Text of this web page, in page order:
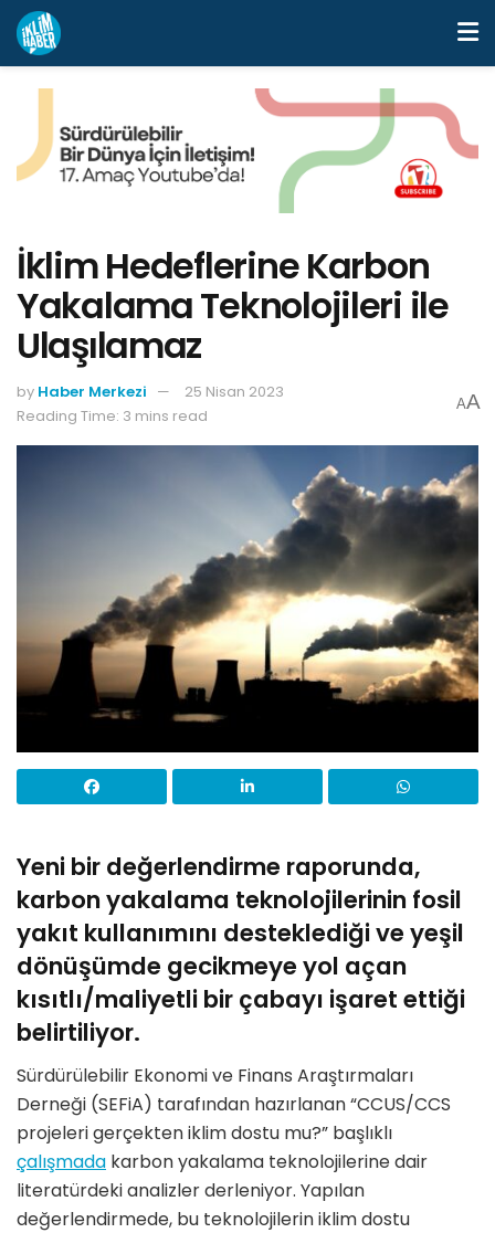
İklim Hedeflerine Karbon
Yakalama Teknolojileri ile
Ulaşılamaz
by Haber Merkezi
25 Nisan 2023
Reading Time: 3 mins read
AA
Yeni bir değerlendirme raporunda,
karbon yakalama teknolojilerinin fosil
yakıt kullanımını desteklediği ve yeşil
dönüşümde gecikmeye yol açan
kısıtlı/maliyetli bir çabayı işaret ettiği
belirtiliyor.
Sürdürülebilir Ekonomi ve Finans Araştırmaları
Derneği (SEFiA) tarafından hazırlanan “CCUS/CCS
projeleri gerçekten iklim dostu mu?” başlıklı
çalışmada karbon yakalama teknolojilerine dair
literatürdeki analizler derleniyor. Yapılan
değerlendirmede, bu teknolojilerin iklim dostu